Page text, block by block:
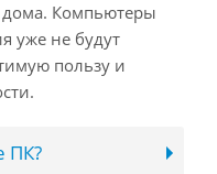
дома. Компьютеры
уже не будут
пользу и
ПК?